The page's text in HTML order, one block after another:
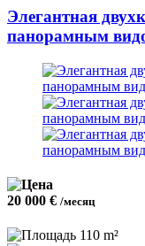
Элегантная
панорамным
20 000 € /месяц
110 m²